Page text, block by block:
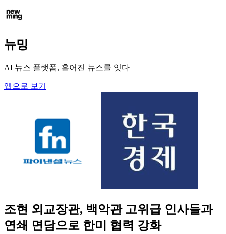
뉴밍
AI 뉴스 플랫폼, 흩어진 뉴스를 잇다
앱으로 보기
조현 외교장관, 백악관 고위급 인사들과
연쇄 면담으로 한미 협력 강화